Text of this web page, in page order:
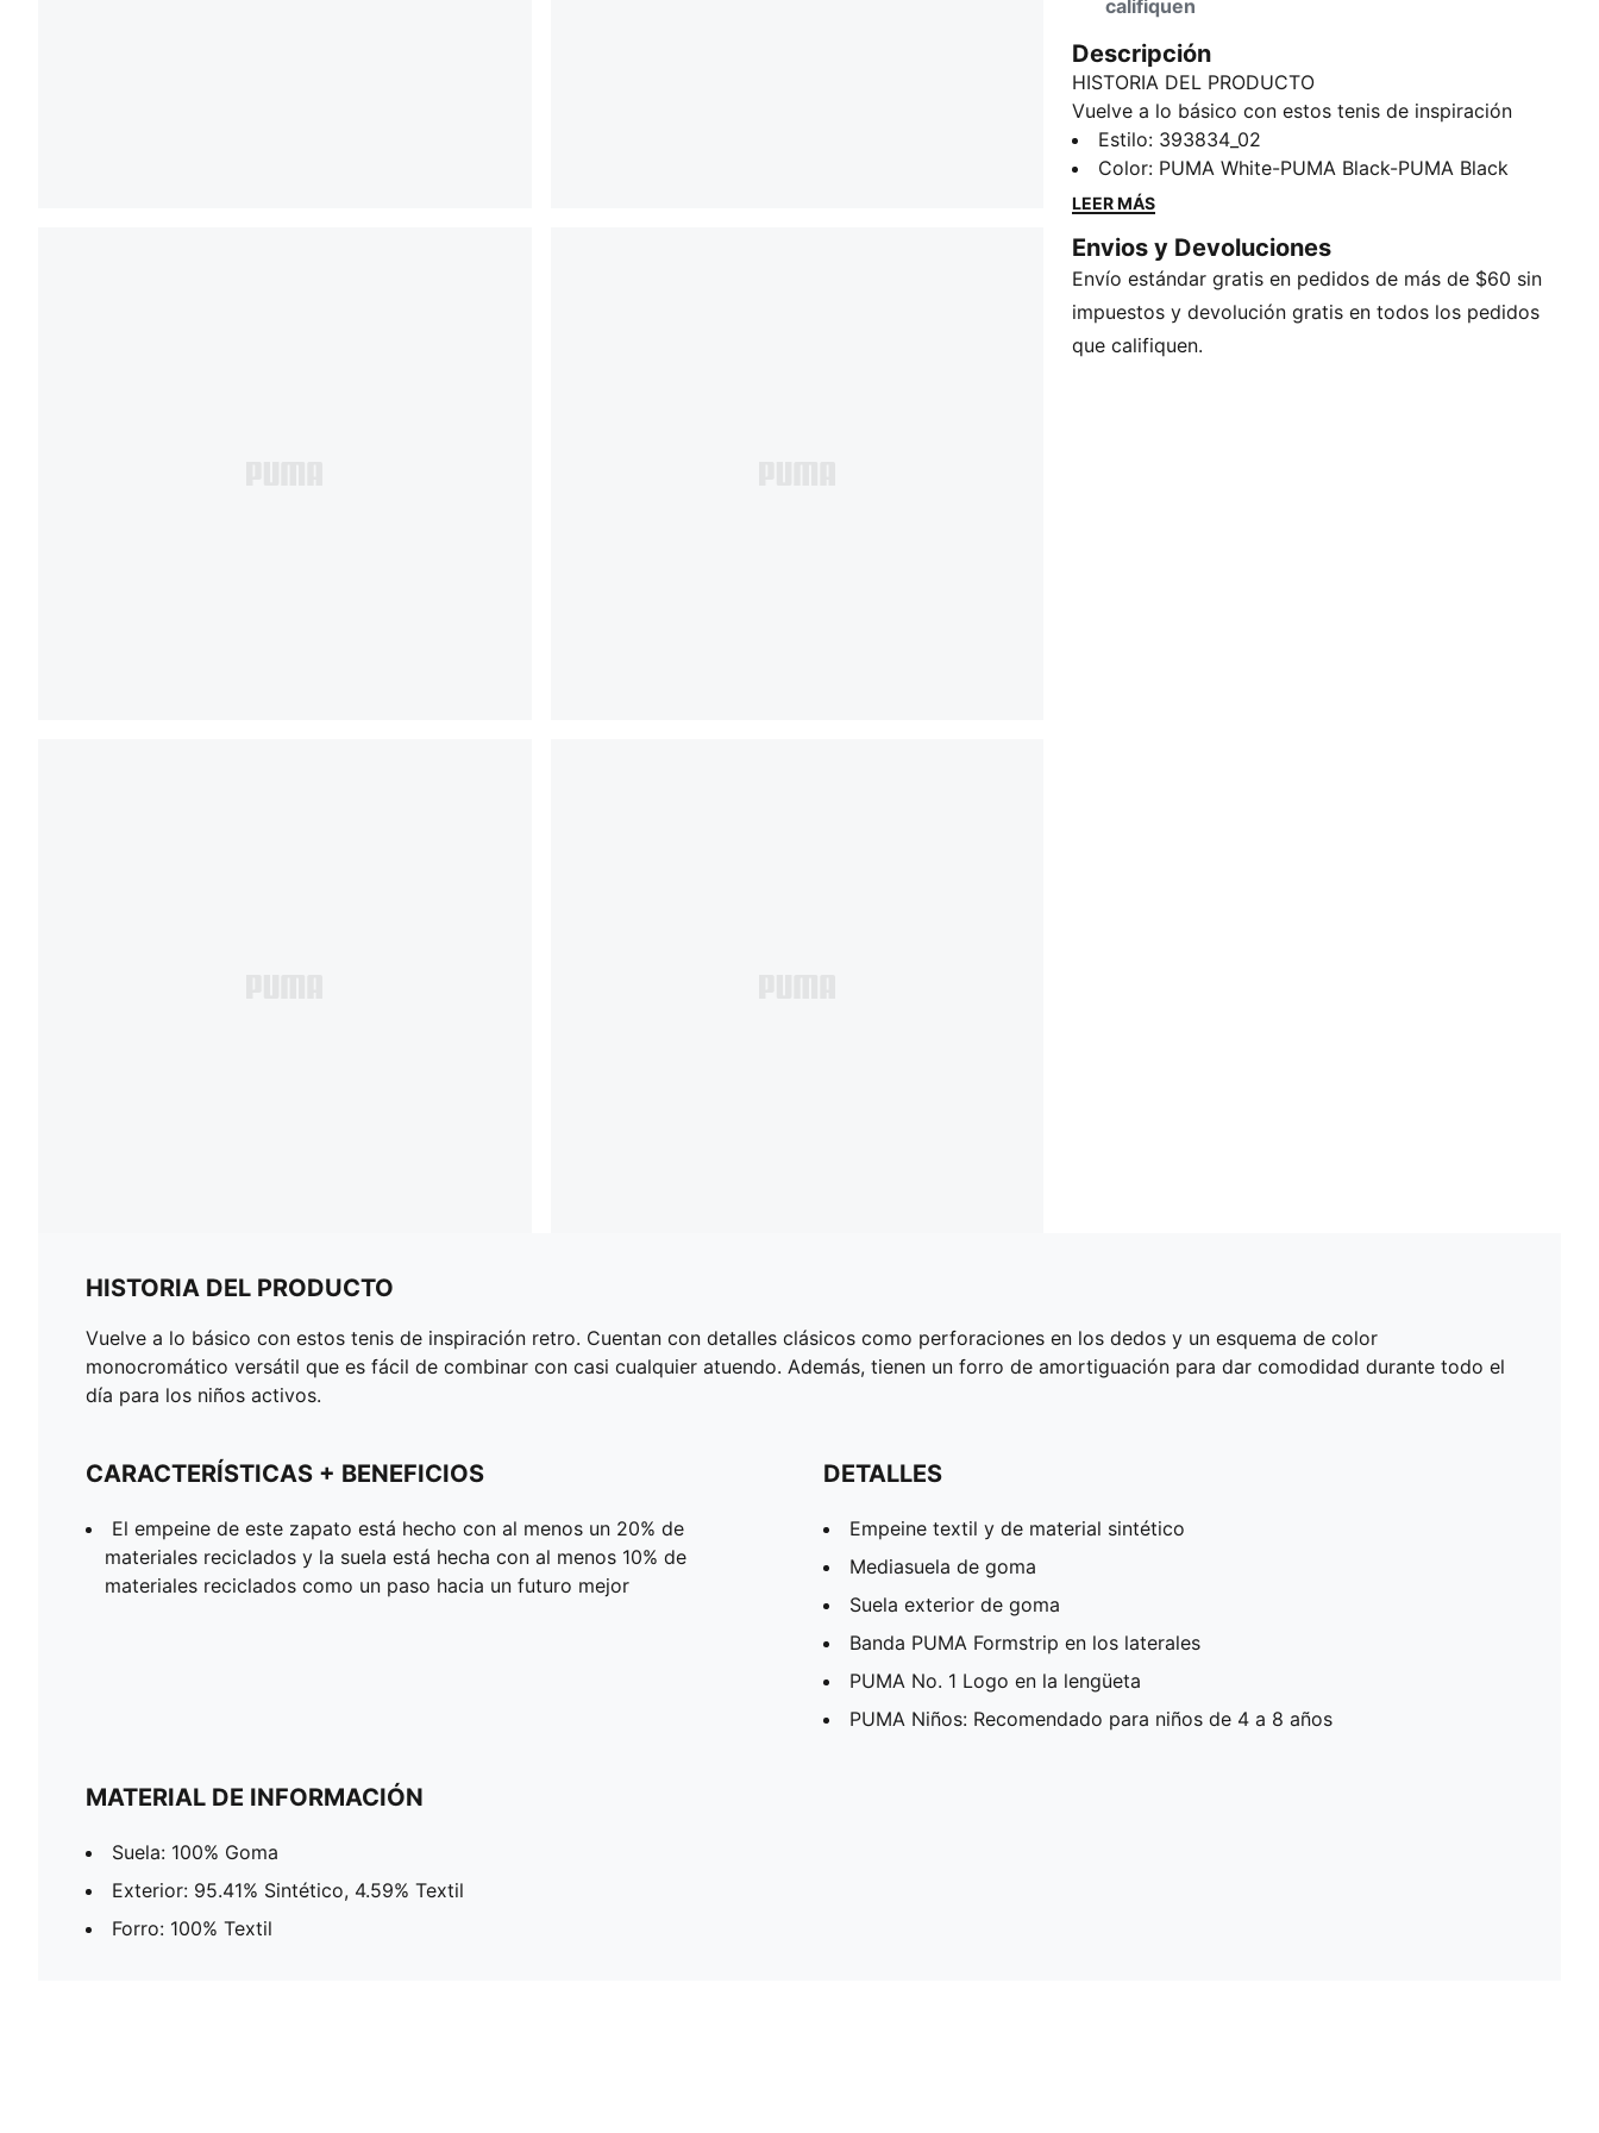
califiquen
Descripción
HISTORIA DEL PRODUCTO
Vuelve a lo básico con estos tenis de inspiración
retro. Cuentan con detalles clásicos como
perforaciones en los dedos y un esquema de color
monocromático versátil que es fácil de combinar con
amortiguación para dar comodidad durante todo el
día para los niños activos.
CARACTERÍSTICAS + BENEFICIOS
El empeine de este zapato está hecho con al menos
Estilo: 393834_02
Color: PUMA White-PUMA Black-PUMA Black
LEER MÁS
Envios y Devoluciones
Envío estándar gratis en pedidos de más de $60 sin
impuestos y devolución gratis en todos los pedidos
que califiquen.
HISTORIA DEL PRODUCTO
Vuelve a lo básico con estos tenis de inspiración retro. Cuentan con detalles clásicos como perforaciones en los dedos y un esquema de color
monocromático versátil que es fácil de combinar con casi cualquier atuendo. Además, tienen un forro de amortiguación para dar comodidad durante todo el
día para los niños activos.
CARACTERÍSTICAS + BENEFICIOS
El empeine de este zapato está hecho con al menos un 20% de
materiales reciclados y la suela está hecha con al menos 10% de
materiales reciclados como un paso hacia un futuro mejor
DETALLES
Empeine textil y de material sintético
Mediasuela de goma
Suela exterior de goma
Banda PUMA Formstrip en los laterales
PUMA No. 1 Logo en la lengüeta
PUMA Niños: Recomendado para niños de 4 a 8 años
MATERIAL DE INFORMACIÓN
Suela: 100% Goma
Exterior: 95.41% Sintético, 4.59% Textil
Forro: 100% Textil